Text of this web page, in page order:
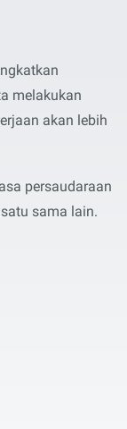
melakukan
akan lebih
persaudaraan
sama lain.